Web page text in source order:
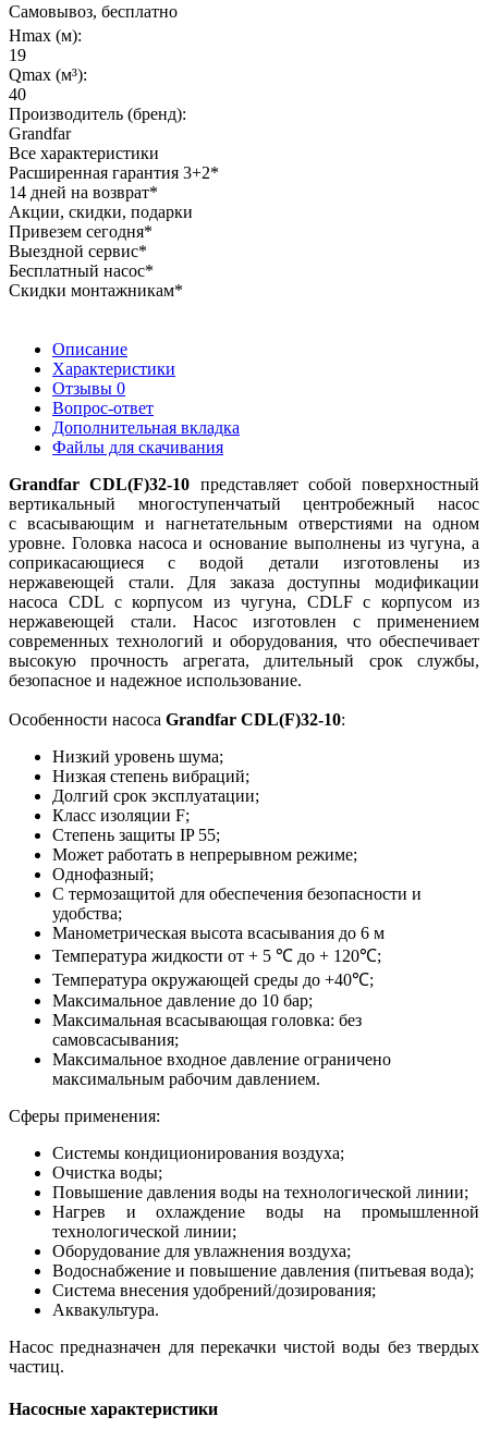
Самовывоз, бесплатно
Hmax (м):
19
Qmax (м³):
40
Производитель (бренд):
Grandfar
Все характеристики
Расширенная гарантия 3+2*
14 дней на возврат*
Акции, скидки, подарки
Привезем сегодня*
Выездной сервис*
Бесплатный насос*
Скидки монтажникам*
Описание
Характеристики
Отзывы 0
Вопрос-ответ
Дополнительная вкладка
Файлы для скачивания
Grandfar CDL(F)32-10 представляет собой поверхностный
вертикальный многоступенчатый центробежный насос
с всасывающим и нагнетательным отверстиями на одном
уровне. Головка насоса и основание выполнены из чугуна, а
соприкасающиеся с водой детали изготовлены из
нержавеющей стали. Для заказа доступны модификации
насоса CDL с корпусом из чугуна, CDLF с корпусом из
нержавеющей стали. Насос изготовлен с применением
современных технологий и оборудования, что обеспечивает
высокую прочность агрегата, длительный срок службы,
безопасное и надежное использование.
Особенности насоса Grandfar CDL(F)32-10:
Низкий уровень шума;
Низкая степень вибраций;
Долгий срок эксплуатации;
Класс изоляции F;
Степень защиты IP 55;
Может работать в непрерывном режиме;
Однофазный;
С термозащитой для обеспечения безопасности и
удобства;
Манометрическая высота всасывания до 6 м
Температура жидкости от + 5 ℃ до + 120℃;
Температура окружающей среды до +40℃;
Максимальное давление до 10 бар;
Максимальная всасывающая головка: без
самовсасывания;
Максимальное входное давление ограничено
максимальным рабочим давлением.
Сферы применения:
Системы кондиционирования воздуха;
Очистка воды;
Повышение давления воды на технологической линии;
Нагрев и охлаждение воды на промышленной
технологической линии;
Оборудование для увлажнения воздуха;
Водоснабжение и повышение давления (питьевая вода);
Система внесения удобрений/дозирования;
Аквакультура.
Насос предназначен для перекачки чистой воды без твердых
частиц.
Насосные характеристики